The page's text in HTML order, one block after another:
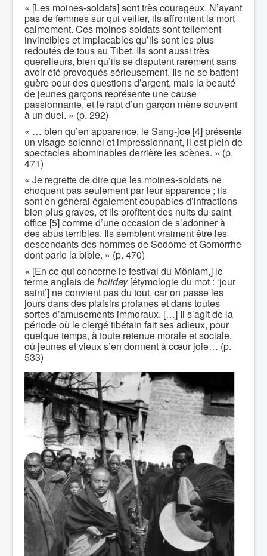
« [Les moines-soldats] sont très courageux. N’ayant
pas de femmes sur qui veiller, ils affrontent la mort
calmement. Ces moines-soldats sont tellement
invincibles et implacables qu’ils sont les plus
redoutés de tous au Tibet. Ils sont aussi très
querelleurs, bien qu’ils se disputent rarement sans
avoir été provoqués sérieusement. Ils ne se battent
guère pour des questions d’argent, mais la beauté
de jeunes garçons représente une cause
passionnante, et le rapt d’un garçon mène souvent
à un duel. » (p. 292)
« … bien qu’en apparence, le Sang-joe [4] présente
un visage solennel et impressionnant, il est plein de
spectacles abominables derrière les scènes. » (p.
471)
« Je regrette de dire que les moines-soldats ne
choquent pas seulement par leur apparence ; ils
sont en général également coupables d’infractions
bien plus graves, et ils profitent des nuits du saint
office [5] comme d’une occasion de s’adonner à
des abus terribles. Ils semblent vraiment être les
descendants des hommes de Sodome et Gomorrhe
dont parle la bible. » (p. 470)
« [En ce qui concerne le festival du Mönlam,] le
terme anglais deholiday[étymologie du mot : ‘jour
saint’] ne convient pas du tout, car on passe les
jours dans des plaisirs profanes et dans toutes
sortes d’amusements immoraux. […] Il s’agit de la
période où le clergé tibétain fait ses adieux, pour
quelque temps, à toute retenue morale et sociale,
où jeunes et vieux s’en donnent à cœur joie… (p.
533)